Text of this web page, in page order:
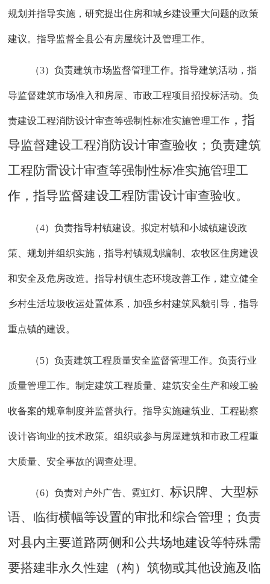
规划并指导实施，研究提出住房和城乡建设重大问题的政策
建议。指导监督全县公有房屋统计及管理工作。
（3）负责建筑市场监督管理工作。指导建筑活动，指
导监督建筑市场准入和房屋、市政工程项目招投标活动。负
责建设工程消防设计审查等强制性标准实施管理工作 ，指
导监督建设工程消防设计审查验收 ；负责建筑
工程防雷设计审查等强制性标准实施管理工
作，指导监督建设工程防雷设计审查验收。
（4）负责指导村镇建设。拟定村镇和小城镇建设政
策、规划并组织实施，指导村镇规划编制、农牧区住房建设
和安全及危房改造。指导村镇生态环境改善工作，建立健全
乡村生活垃圾收运处置体系，加强乡村建筑风貌引导，指导
重点镇的建设。
（5）负责建筑工程质量安全监督管理工作。负责行业
质量管理工作。制定建筑工程质量、建筑安全生产和竣工验
收备案的规章制度并监督执行。指导实施建筑业、工程勘察
设计咨询业的技术政策。组织或参与房屋建筑和市政工程重
大质量、安全事故的调查处理。
（6）负责对户外广告、霓虹灯、标识牌、大型标
语、临街横幅等设置的审批和综合管理；负责
对县内主要道路两侧和公共场地建设等特殊需
要搭建非永久性建（构）筑物或其他设施及临